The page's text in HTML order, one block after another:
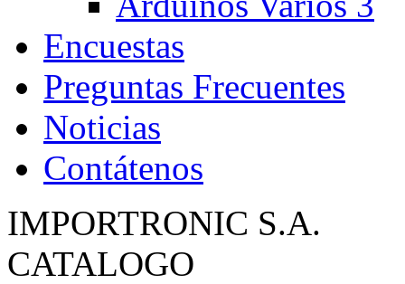
Encuestas
Preguntas Frecuentes
Noticias
Contátenos
IMPORTRONIC S.A.
CATALOGO